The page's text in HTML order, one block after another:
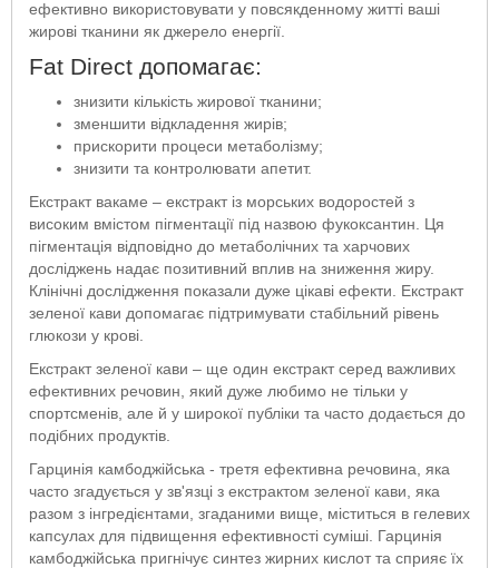
ефективно використовувати у повсякденному житті ваші
жирові тканини як джерело енергії.
Fat Direct допомагає:
знизити кількість жирової тканини;
зменшити відкладення жирів;
прискорити процеси метаболізму;
знизити та контролювати апетит.
Екстракт вакаме – екстракт із морських водоростей з
високим вмістом пігментації під назвою фукоксантин. Ця
пігментація відповідно до метаболічних та харчових
досліджень надає позитивний вплив на зниження жиру.
Клінічні дослідження показали дуже цікаві ефекти. Екстракт
зеленої кави допомагає підтримувати стабільний рівень
глюкози у крові.
Екстракт зеленої кави – ще один екстракт серед важливих
ефективних речовин, який дуже любимо не тільки у
спортсменів, але й у широкої публіки та часто додається до
подібних продуктів.
Гарцинія камбоджійська - третя ефективна речовина, яка
часто згадується у зв'язці з екстрактом зеленої кави, яка
разом з інгредієнтами, згаданими вище, міститься в гелевих
капсулах для підвищення ефективності суміші. Гарцинія
камбоджійська пригнічує синтез жирних кислот та сприяє їх